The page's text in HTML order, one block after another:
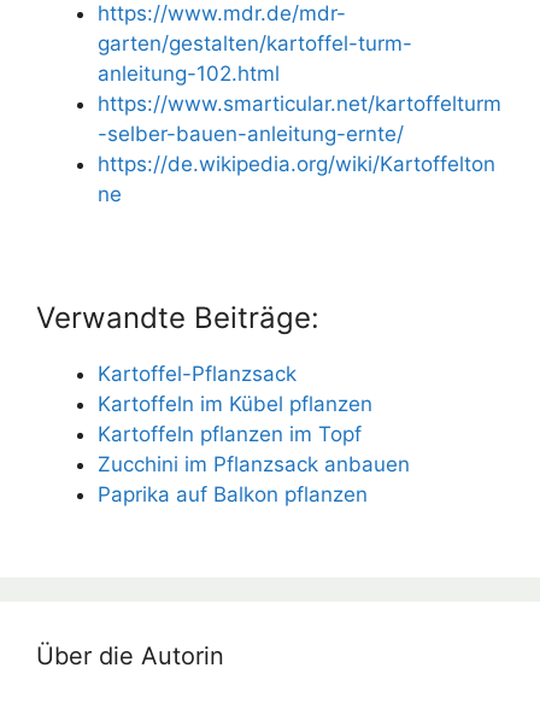
https://www.mdr.de/mdr-
garten/gestalten/kartoffel-turm-
anleitung-102.html
https://www.smarticular.net/kartoffelturm
-selber-bauen-anleitung-ernte/
https://de.wikipedia.org/wiki/Kartoffelton
ne
Verwandte Beiträge:
Kartoffel-Pflanzsack
Kartoffeln im Kübel pflanzen
Kartoffeln pflanzen im Topf
Zucchini im Pflanzsack anbauen
Paprika auf Balkon pflanzen
Über die Autorin